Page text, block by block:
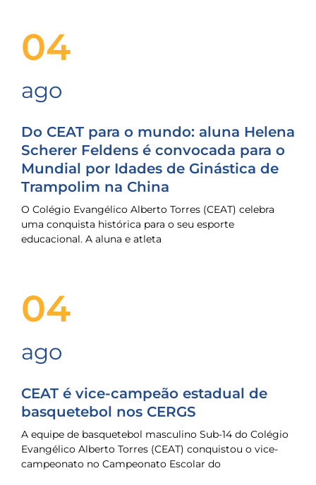
04
ago
Do CEAT para o mundo: aluna Helena
Scherer Feldens é convocada para o
Mundial por Idades de Ginástica de
Trampolim na China
O Colégio Evangélico Alberto Torres (CEAT) celebra
uma conquista histórica para o seu esporte
educacional. A aluna e atleta
04
ago
CEAT é vice-campeão estadual de
basquetebol nos CERGS
A equipe de basquetebol masculino Sub-14 do Colégio
Evangélico Alberto Torres (CEAT) conquistou o vice-
campeonato no Campeonato Escolar do